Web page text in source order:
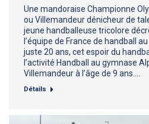
Une mandoraise Championne
ou Villemandeur dénicheur de
jeune handballeuse tricolore
l’équipe de France de handball
juste 20 ans, cet espoir du
l’activité Handball au gymnase
Villemandeur à l’âge de 9 ans.…
Détails